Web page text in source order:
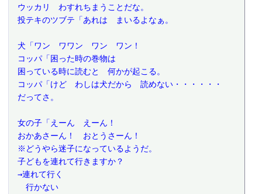
ウッカリ　わすれちまうことだな。
投テキのツブテ「あれは　まいるよなぁ。
犬「ワン　ワワン　ワン　ワン！
コッパ「困った時の巻物は
困っている時に読むと　何かが起こる。
コッパ「けど　わしは犬だから　読めない・・・・・・
だってさ。
女の子「えーん　えーん！
おかあさーん！　おとうさーん！
※どうやら迷子になっているようだ。
子どもを連れて行きますか？
→連れて行く
行かない